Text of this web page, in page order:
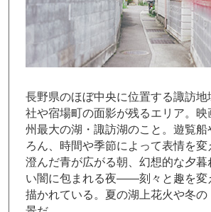
長野県のほぼ中央に位置する諏訪
社や宿場町の面影が残るエリア。映
州最大の湖・諏訪湖のこと。遊覧
ろん、時間や季節によって表情を
澄んだ青が広がる朝、幻想的な夕
い闇に包まれる夜――刻々と趣を変
描かれている。夏の湖上花火や冬